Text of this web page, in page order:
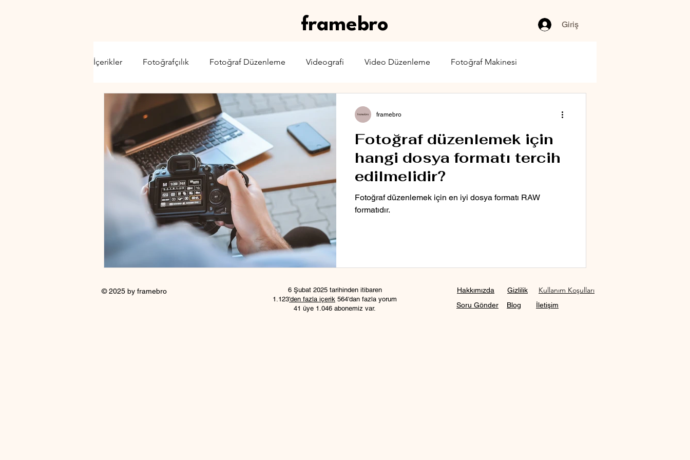
framebro Giriş
İçerikler Fotoğrafçılık Fotoğraf Düzenleme Videografi Video Düzenleme Fotoğraf Makinesi
Video Kamera Lens Drone
Fotoğraf düzenlemek için
hangi dosya formatı tercih
edilmelidir?
Fotoğraf düzenlemek için en iyi dosya formatı RAW
formatıdır.
framebro
© 2025 by framebro
6 Şubat 2025 tarihinden itibaren
1.123'den fazla içerik 564'dan fazla yorum
41 üye 1.046 abonemiz var.
Hakkımızda
Soru Gönder
Gizlilik
Blog
Kullanım Koşulları
İletişim